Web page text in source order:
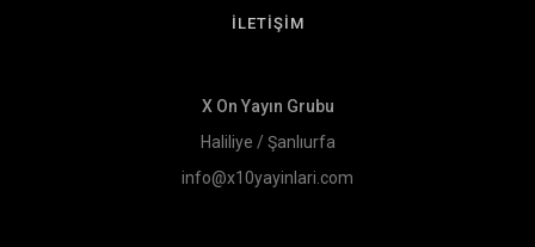
İLETİŞİM
X On Yayın Grubu
Haliliye / Şanlıurfa
info@x10yayinlari.com